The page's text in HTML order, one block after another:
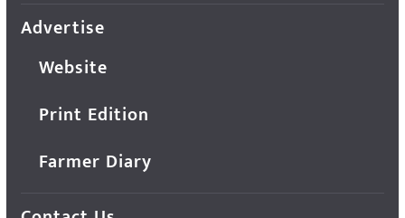
Advertise
Website
Print Edition
Farmer Diary